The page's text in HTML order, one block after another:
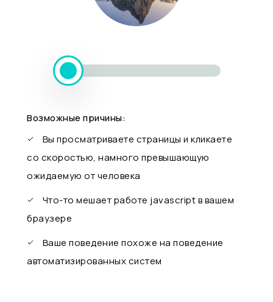
Возможные причины:
Вы просматриваете страницы и кликаете
со скоростью, намного превышающую
ожидаемую от человека
Что-то мешает работе javascript в вашем
браузере
Ваше поведение похоже на поведение
автоматизированных систем